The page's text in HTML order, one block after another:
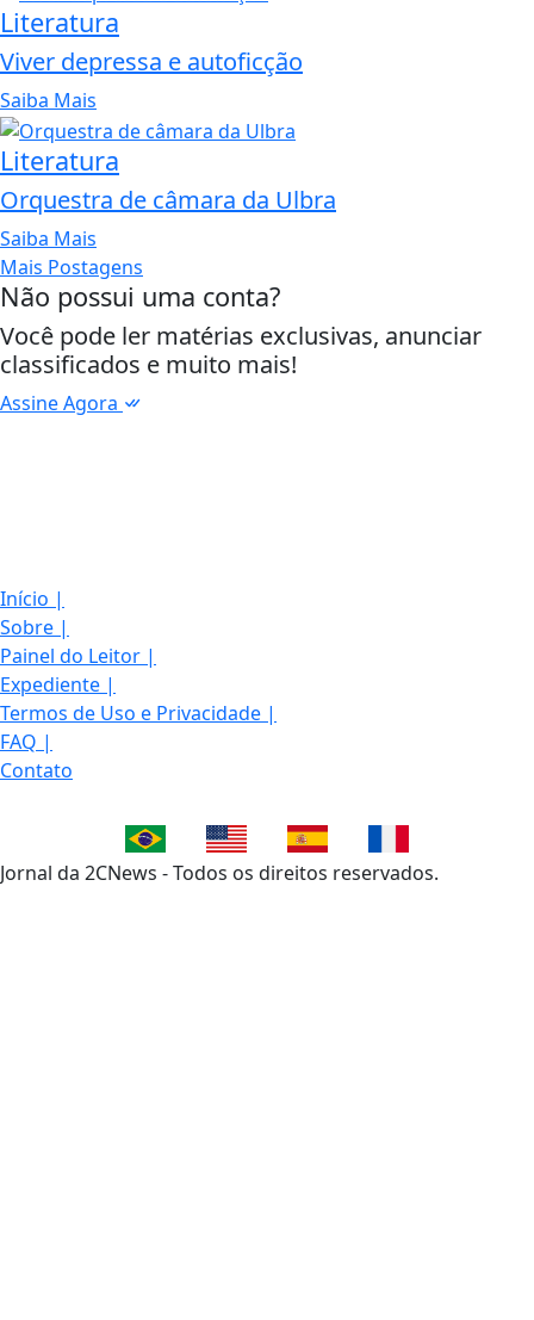
Literatura
Viver depressa e autoficção
Saiba Mais
Literatura
Orquestra de câmara da Ulbra
Saiba Mais
Mais Postagens
Não possui uma conta?
Você pode ler matérias exclusivas, anunciar
classificados e muito mais!
Assine Agora
Início |
Sobre |
Painel do Leitor |
Expediente |
Termos de Uso e Privacidade |
FAQ |
Contato
Jornal da 2CNews - Todos os direitos reservados.